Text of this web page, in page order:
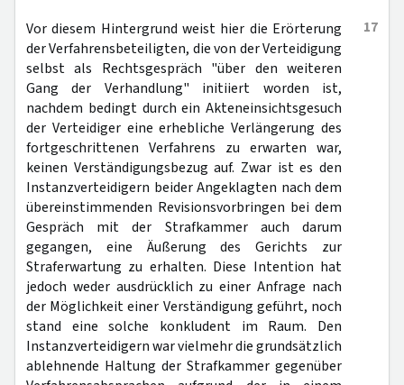
17
Vor diesem Hintergrund weist hier die Erörterung
der Verfahrensbeteiligten, die von der Verteidigung
selbst als Rechtsgespräch "über den weiteren
Gang der Verhandlung" initiiert worden ist,
nachdem bedingt durch ein Akteneinsichtsgesuch
der Verteidiger eine erhebliche Verlängerung des
fortgeschrittenen Verfahrens zu erwarten war,
keinen Verständigungsbezug auf. Zwar ist es den
Instanzverteidigern beider Angeklagten nach dem
übereinstimmenden Revisionsvorbringen bei dem
Gespräch mit der Strafkammer auch darum
gegangen, eine Äußerung des Gerichts zur
Straferwartung zu erhalten. Diese Intention hat
jedoch weder ausdrücklich zu einer Anfrage nach
der Möglichkeit einer Verständigung geführt, noch
stand eine solche konkludent im Raum. Den
Instanzverteidigern war vielmehr die grundsätzlich
ablehnende Haltung der Strafkammer gegenüber